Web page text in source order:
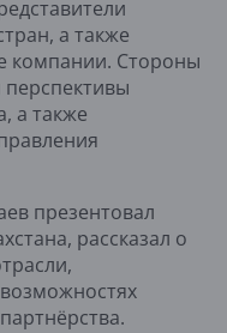
а также
компании. Стороны
перспективы
а также
презентовал
рассказал о